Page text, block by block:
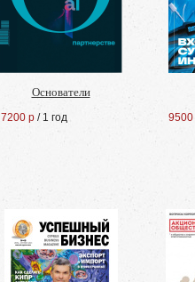
Основатели
7200 р / 1 год 9500